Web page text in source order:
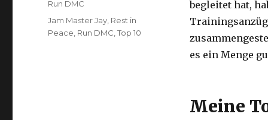
begleitet hat,
es ein Menge
Meine
Kategorien
Run DMC
Schlagwörter
Jam Master Jay Rest in
Peace Run DMC ,Top 10